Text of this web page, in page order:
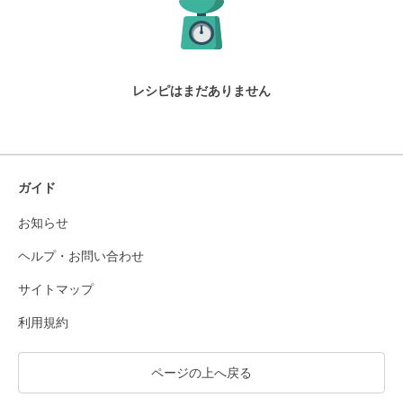
レシピはまだありません
ガイド
お知らせ
ヘルプ・お問い合わせ
サイトマップ
利用規約
ページの上へ戻る